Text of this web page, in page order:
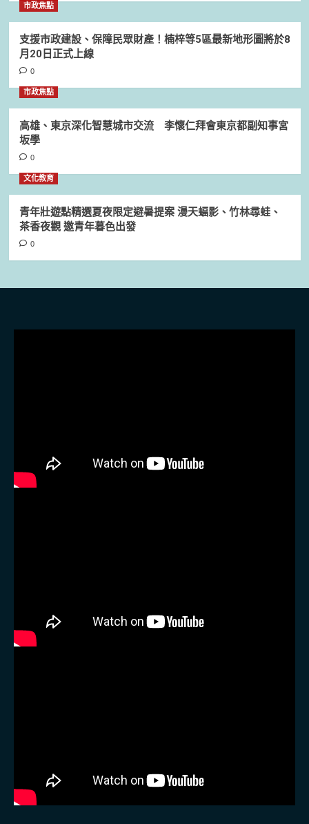
市政焦點
支援市政建設、保障民眾財產！楠梓等5區最新地形圖將於8
月20日正式上線
0
市政焦點
高雄、東京深化智慧城市交流 李懷仁拜會東京都副知事宮
坂學
0
文化教育
青年壯遊點精選夏夜限定避暑提案 漫天蝠影、竹林尋蛙、
茶香夜觀 邀青年暮色出發
0